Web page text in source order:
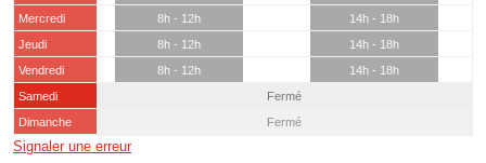
Mercredi
8h - 12h
14h - 18h
Jeudi
8h - 12h
14h - 18h
Vendredi
8h - 12h
14h - 18h
Samedi
Fermé
Dimanche
Fermé
Signaler une erreur